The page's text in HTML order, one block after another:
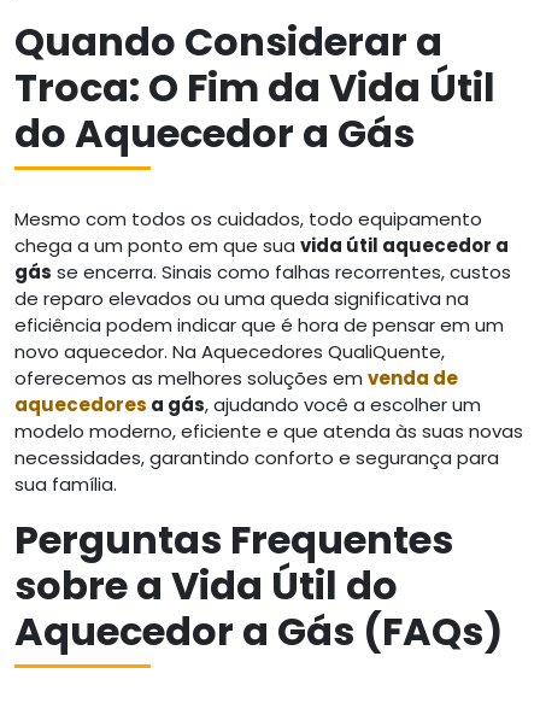
Quando Considerar a
Troca: O Fim da Vida Útil
do Aquecedor a Gás
Mesmo com todos os cuidados, todo equipamento
chega a um ponto em que sua vida útil aquecedor a
gás se encerra. Sinais como falhas recorrentes, custos
de reparo elevados ou uma queda significativa na
eficiência podem indicar que é hora de pensar em um
novo aquecedor. Na Aquecedores QualiQuente,
oferecemos as melhores soluções em venda de
aquecedores a gás, ajudando você a escolher um
modelo moderno, eficiente e que atenda às suas novas
necessidades, garantindo conforto e segurança para
sua família.
Perguntas Frequentes
sobre a Vida Útil do
Aquecedor a Gás (FAQs)